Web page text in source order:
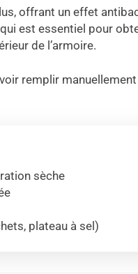
offrant un effet
est essentiel pour
de l’armoire.
remplir
sèche
plateau à sel)